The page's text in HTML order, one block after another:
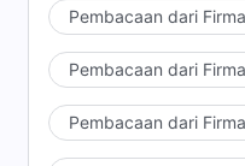
disingkirkan kapan
tahun melayani
menganggap diri
hadapan Tuhan.
kualifikasi mereka.
Pembacaan dari
Pembacaan dari
Pembacaan dari